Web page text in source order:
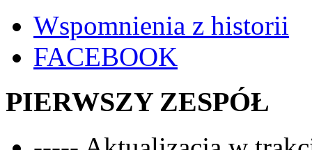
Wspomnienia z historii
FACEBOOK
PIERWSZY ZESPÓŁ